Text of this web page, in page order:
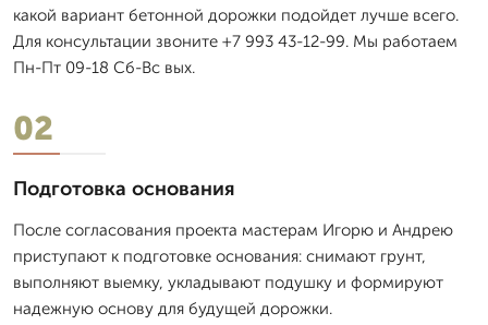
какой вариант бетонной дорожки подойдет лучше всего.
Для консультации звоните +7 993 43-12-99. Мы работаем
Пн-Пт 09-18 Сб-Вс вых.
02
Подготовка основания
После согласования проекта мастерам Игорю и Андрею
приступают к подготовке основания: снимают грунт,
выполняют выемку, укладывают подушку и формируют
надежную основу для будущей дорожки.